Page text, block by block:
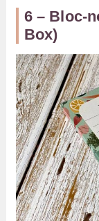
6 – Bloc-
Box)